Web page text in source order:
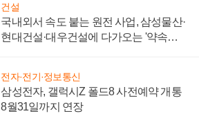
건설
국내외서 속도 붙는 원전 사업, 삼성물산·
현대건설·대우건설에 다가오는 '약속의
전자·전기·정보통신
삼성전자, 갤럭시Z 폴드8 사전예약 개통
8월31일까지 연장